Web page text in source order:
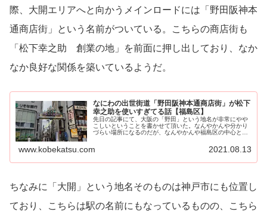
際、大開エリアへと向かうメインロードには「野田阪神本
通商店街」という名前がついている。こちらの商店街も
「松下幸之助 創業の地」を前面に押し出しており、なか
なか良好な関係を築いているようだ。
なにわの出世街道「野田阪神本通商店街」が松下
幸之助を使いすぎてる話【福島区】
先日の記事にて、大阪の「野田」という地名が非常にやや
こしいということを書かせて頂いた。なんやかんや分かり
づらい場所になるのだが、なんやかんや福島区の中心とし
www.kobekatsu.com 2021.08.13
ちなみに「大開」という地名そのものは神戸市にも位置し
ており、こちらは駅の名前にもなっているものの、こちら